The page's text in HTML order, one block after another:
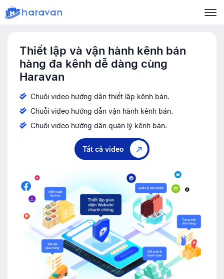
Thiết lập và vận hành kênh bán
hàng đa kênh dễ dàng cùng
Haravan
Chuỗi video hướng dẫn thiết lập kênh bán.
Chuỗi video hướng dẫn vận hành kênh bán.
Chuỗi video hướng dẫn quản lý kênh bán.
Tất cả video